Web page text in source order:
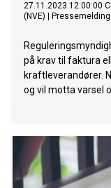
27.11.2023 12:00:00
(NVE)
Pressemelding
på krav til faktura
kraftleverandører.
og vil motta varsel